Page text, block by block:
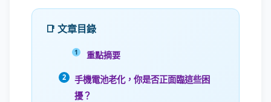
📑 文章目錄
重點摘要
手機電池老化，你是否正面臨這些困
擾？